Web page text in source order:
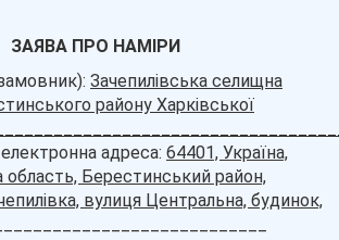
ЗАЯВА ПРО НАМІРИ
Зачепилівська селищна
району Харківської
адреса: 64401, Україна,
область, Берестинський район,
вулиця Центральна, будинок,